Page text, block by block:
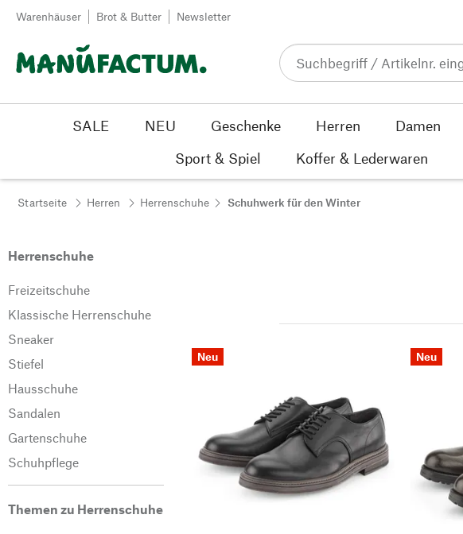
Zum Inhalt springen
Warenhäuser Brot & Butter Newsletter
SALE NEU Geschenke Herren Damen
Sport & Spiel
Koffer & Lederwaren
Startseite Herren Herrenschuhe Schuhwerk für den Winter
Herrenschuhe
Freizeitschuhe
Klassische Herrenschuhe
Sneaker
Stiefel
Hausschuhe
Sandalen
Gartenschuhe
Schuhpflege
Themen zu Herrenschuhe
Neu Neu